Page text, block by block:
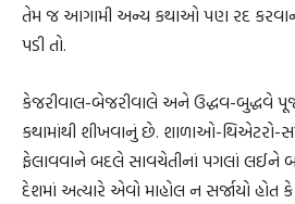
તેમ જ આગામી અન્ય કથાઓ પણ રદ
પડી તો.
કેજરીવાલ-બેજરીવાલે અને ઉદ્ધવ-બુદ્ધવે
કથામાંથી શીખવાનું છે. શાળાઓ-થિએટરો-
ફેલાવવાને બદલે સાવચેતીનાં પગલાં લઈને
દેશમાં અત્યારે એવો માહોલ ન સર્જાયો